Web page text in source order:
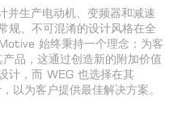
生产电动机、变频器和减速
规、不可混淆的设计风格在全
始终秉持一个理念：为客
品，这通过创造新的附加价值
计，而 WEG 也选择在其
以为客户提供最佳解决方案。